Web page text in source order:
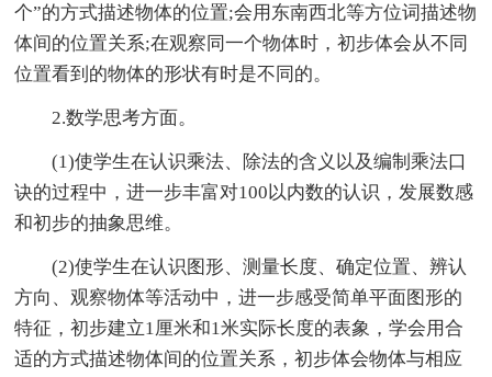
个”的方式描述物体的位置;会用东南西北等方位词描述物
体间的位置关系;在观察同一个物体时，初步体会从不同
位置看到的物体的形状有时是不同的。
2.数学思考方面。
(1)使学生在认识乘法、除法的含义以及编制乘法口
诀的过程中，进一步丰富对100以内数的认识，发展数感
和初步的抽象思维。
(2)使学生在认识图形、测量长度、确定位置、辨认
方向、观察物体等活动中，进一步感受简单平面图形的
特征，初步建立1厘米和1米实际长度的表象，学会用合
适的方式描述物体间的位置关系，初步体会物体与相应